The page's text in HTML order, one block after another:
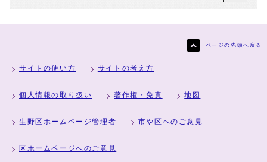
ページの先頭へ戻る
サイトの使い方 サイトの考え方
個人情報の取り扱い 著作権・免責 地図
生野区ホームページ管理者 市や区へのご意見
区ホームページへのご意見